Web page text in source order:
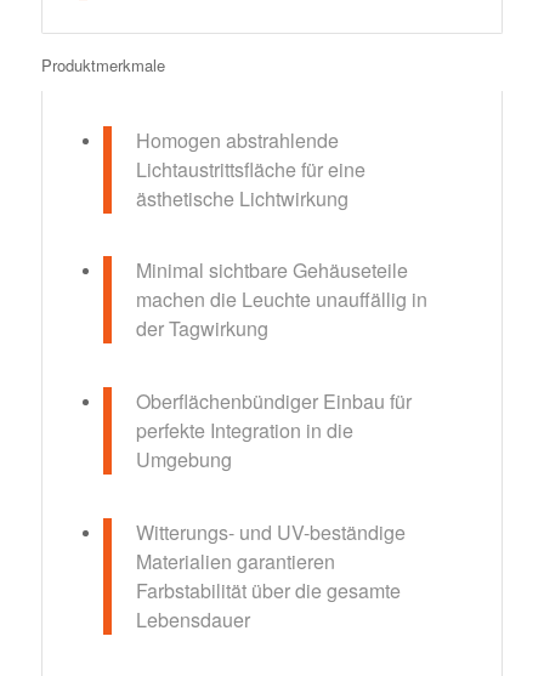
Produktmerkmale
Homogen abstrahlende
Lichtaustrittsfläche für eine
ästhetische Lichtwirkung
Minimal sichtbare Gehäuseteile
machen die Leuchte unauffällig in
der Tagwirkung
Oberflächenbündiger Einbau für
perfekte Integration in die
Umgebung
Witterungs- und UV-beständige
Materialien garantieren
Farbstabilität über die gesamte
Lebensdauer